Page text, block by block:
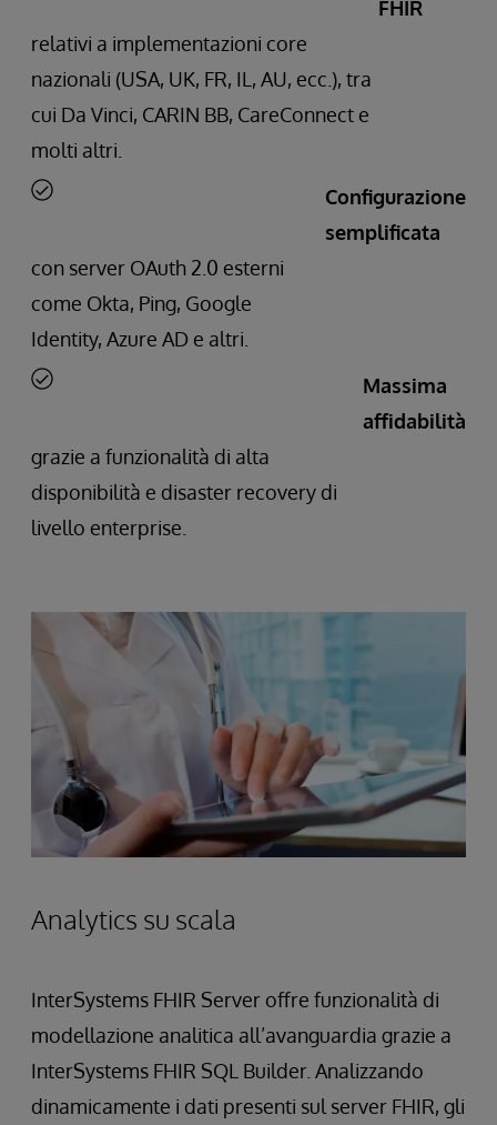
FHIR
relativi a implementazioni core
nazionali (USA, UK, FR, IL, AU, ecc.), tra
cui Da Vinci, CARIN BB, CareConnect e
molti altri.
Configurazione
semplificata
con server OAuth 2.0 esterni
come Okta, Ping, Google
Identity, Azure AD e altri.
Massima
affidabilità
grazie a funzionalità di alta
disponibilità e disaster recovery di
livello enterprise.
Analytics su scala
InterSystems FHIR Server offre funzionalità di
modellazione analitica all’avanguardia grazie a
InterSystems FHIR SQL Builder. Analizzando
dinamicamente i dati presenti sul server FHIR, gli